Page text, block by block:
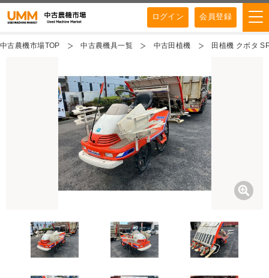
ログイン 会員登録
中古農機市場TOP 中古農機具一覧 中古田植機 田植機 クボタ